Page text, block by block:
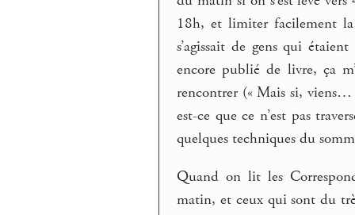
18h, et limiter facilement la
s’agissait de gens qui
encore publié de livre, ça
rencontrer (« Mais si, viens…
est-ce que ce n’est pas
quelques techniques du
Quand on lit les
matin, et ceux qui sont du